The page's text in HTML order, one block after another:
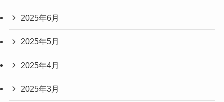
2025年6月
2025年5月
2025年4月
2025年3月